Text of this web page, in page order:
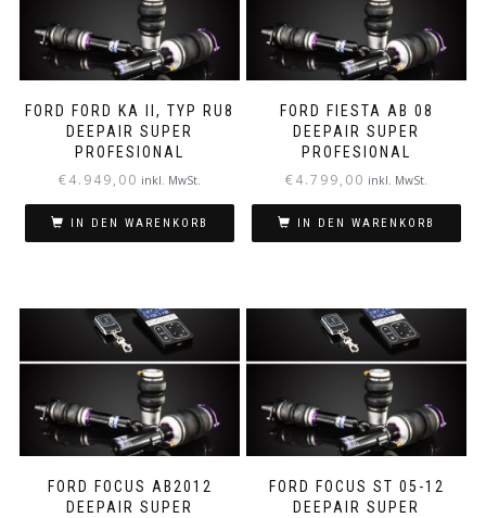
FORD FORD KA II, TYP RU8
DEEPAIR SUPER
PROFESIONAL
€4.949,00 inkl. MwSt.
IN DEN WARENKORB
FORD FIESTA AB 08
DEEPAIR SUPER
PROFESIONAL
€4.799,00 inkl. MwSt.
IN DEN WARENKORB
FORD FOCUS AB2012
DEEPAIR SUPER
FORD FOCUS ST 05-12
DEEPAIR SUPER